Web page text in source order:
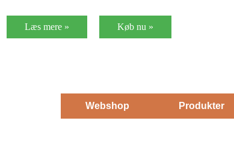
Læs mere » Køb nu »
Webshop Produkter